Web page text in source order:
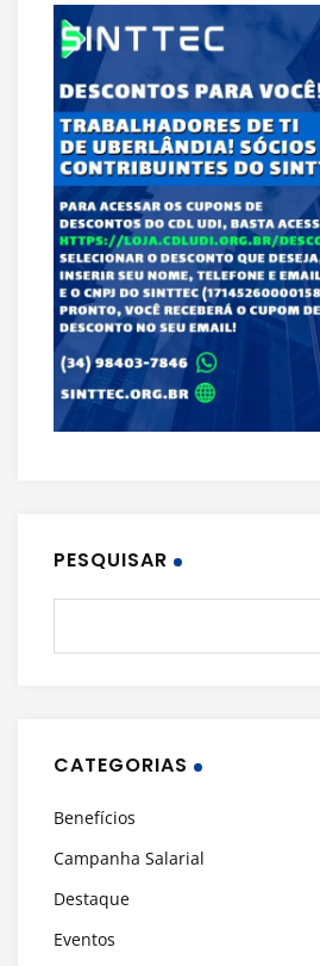
PESQUISAR
CATEGORIAS
Benefícios
Campanha Salarial
Destaque
Eventos